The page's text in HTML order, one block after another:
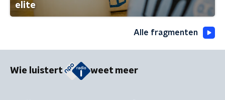
elite
Alle fragmenten
Wie luistert weet meer